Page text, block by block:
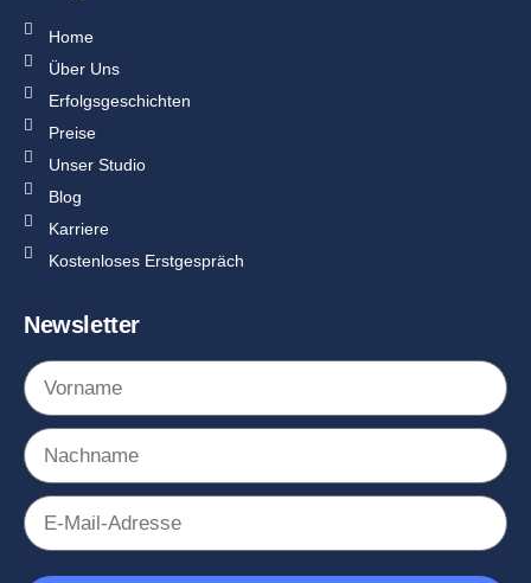
Home
Über Uns
Erfolgsgeschichten
Preise
Unser Studio
Blog
Karriere
Kostenloses Erstgespräch
Newsletter